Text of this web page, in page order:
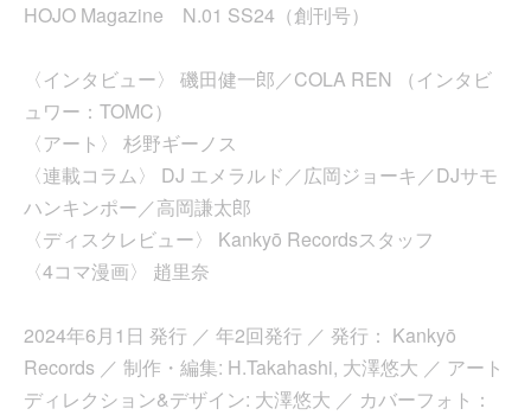
HOJO Magazine N.01 SS24（創刊号）
〈インタビュー〉 磯田健一郎／COLA REN （インタビ
ュワー：TOMC）
〈アート〉 杉野ギーノス
〈連載コラム〉 DJ エメラルド／広岡ジョーキ／DJサモ
ハンキンポー／高岡謙太郎
〈ディスクレビュー〉 Kankyō Recordsスタッフ
〈4コマ漫画〉 趙里奈
2024年6月1日 発行 ／ 年2回発行 ／ 発行： Kankyō
Records ／ 制作・編集: H.Takahashi, 大澤悠大 ／ アート
ディレクション&デザイン: 大澤悠大 ／ カバーフォト：